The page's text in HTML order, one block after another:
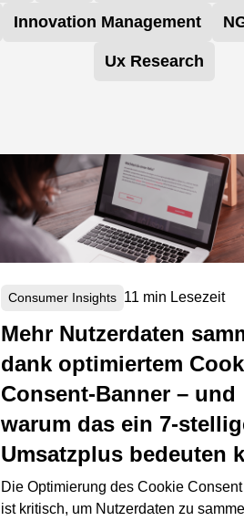
Innovation Management
Ux Research
Consumer Insights 11 min Lesezeit
Mehr Nutzerdaten
dank optimiertem
Consent-Banner – und
warum das ein 7-
Umsatzplus bedeuten
Die Optimierung des Cookie
ist kritisch, um Nutzerdaten zu